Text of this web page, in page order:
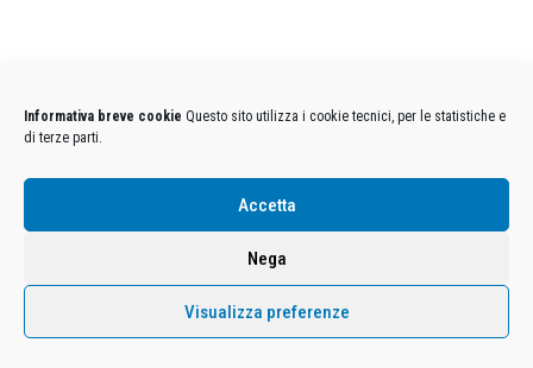
Informativa breve cookie Questo sito utilizza i cookie tecnici, per le statistiche e
di terze parti.
Accetta
Nega
Visualizza preferenze